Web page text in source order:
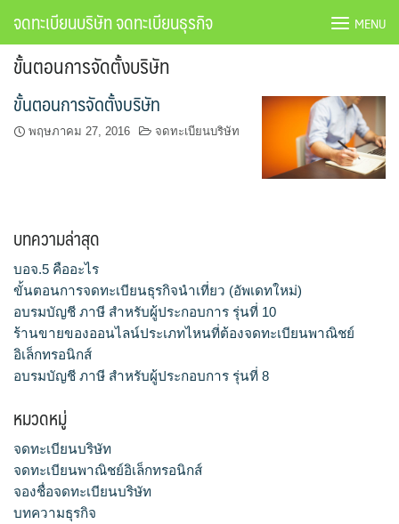
content
จดทะเบียน บริษัทจำกัด
จองชื่อบริษัท
ติดต่อเรา
บทความที่น่าสนใจ
บริการบัญชีรายเดือน
บริการเตรียมเอกสารจดทะเบียน
เกี่ยวกับเรา
จดทะเบียนบริษัท จดทะเบียนธุรกิจ MENU
ขั้นตอนการจัดตั้งบริษัท
ขั้นตอนการจัดตั้งบริษัท
พฤษภาคม 27, 2016 จดทะเบียนบริษัท
บทความล่าสุด
บอจ.5 คืออะไร
ขั้นตอนการจดทะเบียนธุรกิจนำเที่ยว (อัพเดทใหม่)
อบรมบัญชี ภาษี สำหรับผู้ประกอบการ รุ่นที่ 10
ร้านขายของออนไลน์ประเภทไหนที่ต้องจดทะเบียนพาณิชย์
อิเล็กทรอนิกส์
อบรมบัญชี ภาษี สำหรับผู้ประกอบการ รุ่นที่ 8
หมวดหมู่
จดทะเบียนบริษัท
จดทะเบียนพาณิชย์อิเล็กทรอนิกส์
จองชื่อจดทะเบียนบริษัท
บทความธุรกิจ